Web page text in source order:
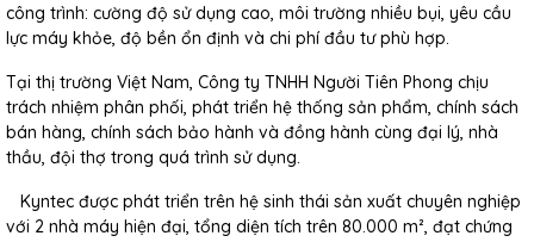
công trình: cường độ sử dụng cao, môi trường nhiều bụi, yêu cầu
lực máy khỏe, độ bền ổn định và chi phí đầu tư phù hợp.
Tại thị trường Việt Nam, Công ty TNHH Người Tiên Phong chịu
trách nhiệm phân phối, phát triển hệ thống sản phẩm, chính sách
bán hàng, chính sách bảo hành và đồng hành cùng đại lý, nhà
thầu, đội thợ trong quá trình sử dụng.
Kyntec được phát triển trên hệ sinh thái sản xuất chuyên nghiệp
với 2 nhà máy hiện đại, tổng diện tích trên 80.000 m², đạt chứng